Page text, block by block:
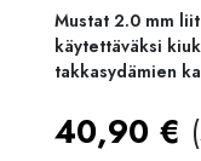
Mustat 2.0 mm
käytettäväksi
takkasydämien
40,90 €